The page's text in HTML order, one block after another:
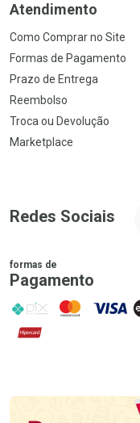
Atendimento
Como Comprar no Site
Formas de Pagamento
Prazo de Entrega
Reembolso
Troca ou Devolução
Marketplace
Redes Sociais
formas de
Pagamento
PIX MasterCard
VISA
Hipercard
Promoção